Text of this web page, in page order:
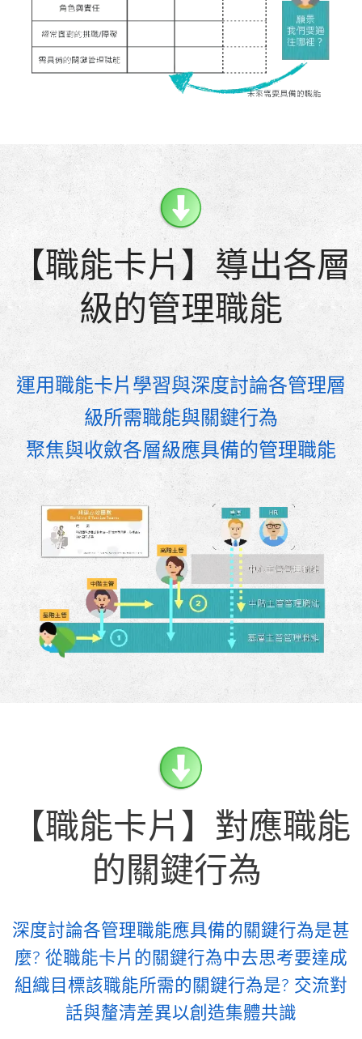
【職能卡片】導出各層
級的管理職能
運用職能卡片學習與深度討論各管理層
級所需職能與關鍵行為
聚焦與收斂各層級應具備的管理職能
【職能卡片】對應職能
的關鍵行為
深度討論各管理職能應具備的關鍵行為是甚
麼? 從職能卡片的關鍵行為中去思考要達成
組織目標該職能所需的關鍵行為是? 交流對
話與釐清差異以創造集體共識